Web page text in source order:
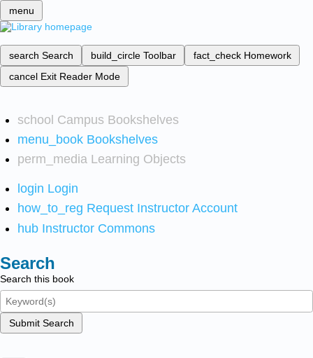
menu
search Search build_circle Toolbar fact_check Homework
cancel Exit Reader Mode
school Campus Bookshelves
menu_book Bookshelves
perm_media Learning Objects
login Login
how_to_reg Request Instructor Account
hub Instructor Commons
Search
Search this book
Submit Search